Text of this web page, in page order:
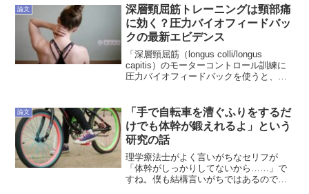
大学など、国際色豊かな研究メンバーに
なってます。で、ざっ...
論文
深層頸屈筋トレーニングは頸部痛
に効く？圧力バイオフィードバッ
クの最新エビデンス
「深層頸屈筋（longus colli/longus
capitis）のモーターコントロール訓練に
圧力バイオフィードバックを使うと、痛
タ分析（R）があったので、内容...
論文
「手で自転車を漕ぐふりをするだ
けでも体幹が鍛えれるよ」という
研究の話
理学療法士がよく言いがちなセリフが
「体幹がしっかりしてないから……」で
すね。僕も結構言いがちではあるのです